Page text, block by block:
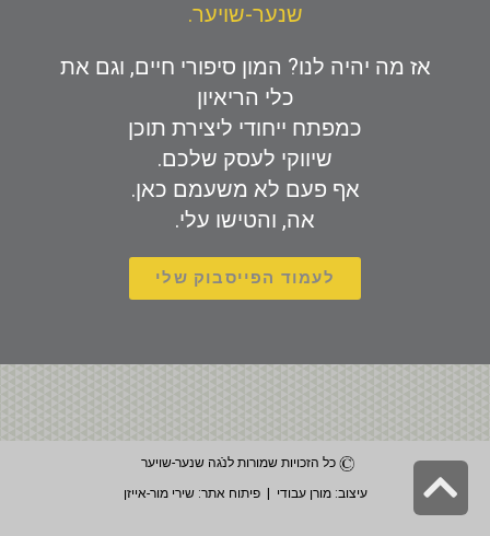
שנער-שויער.
אז מה יהיה לנו? המון סיפורי חיים, וגם את
כלי הריאיון
כמפתח ייחודי ליצירת תוכן
שיווקי לעסק שלכם.
אף פעם לא משעמם כאן.
אה, והטישו עלי.
לעמוד הפייסבוק שלי
כל הזכויות שמורות לנֹֹֹגה שנער-שויער
עיצוב: מורן עבודי | פיתוח אתר: שירי מור-אייזןגלילה